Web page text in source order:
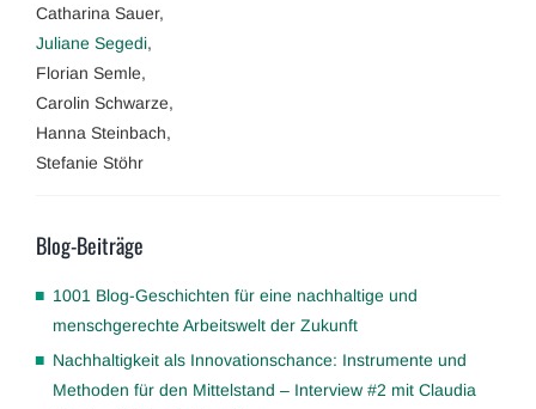
Catharina Sauer,
Juliane Segedi,
Florian Semle,
Carolin Schwarze,
Hanna Steinbach,
Stefanie Stöhr
Blog-Beiträge
1001 Blog-Geschichten für eine nachhaltige und
menschgerechte Arbeitswelt der Zukunft
Nachhaltigkeit als Innovationschance: Instrumente und
Methoden für den Mittelstand – Interview #2 mit Claudia